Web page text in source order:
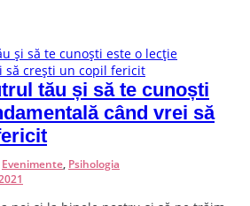
tău și să te cunoști
când vrei să
Evenimente, Psihologia